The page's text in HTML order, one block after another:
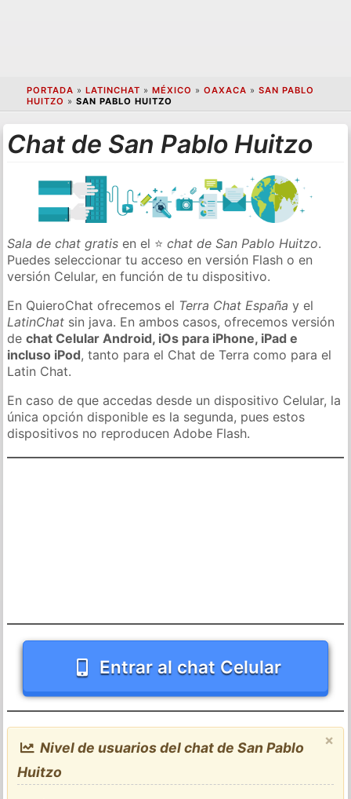
PORTADA » LATINCHAT » MÉXICO » OAXACA » SAN PABLO
HUITZO » SAN PABLO HUITZO
Chat de San Pablo Huitzo
Sala de chat gratis en el ⭐chat de San Pablo Huitzo.
Puedes seleccionar tu acceso en versión Flash o en
versión Celular, en función de tu dispositivo.
En QuieroChat ofrecemos el Terra Chat España y el
LatinChat sin java. En ambos casos, ofrecemos versión
dechat Celular Android, iOs para iPhone, iPad e
incluso iPod, tanto para el Chat de Terra como para el
Latin Chat.
En caso de que accedas desde un dispositivo Celular, la
única opción disponible es la segunda, pues estos
dispositivos no reproducen Adobe Flash.
Entrar al chat Celular
×
Nivel de usuarios del chat de San Pablo
Huitzo